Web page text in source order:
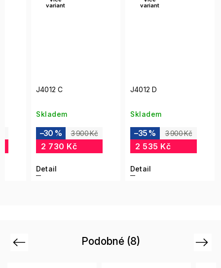
variant
J4012 C
Skladem
3 900 Kč
–30 %
2 730 Kč
Detail
variant
J4012 D
Skladem
3 900 Kč
–35 %
2 535 Kč
Detail
Podobné (8)
Previous Next